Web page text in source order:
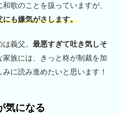
歌のことを扱っていますが、
にも嫌気がさします。
義父。 最悪すぎて吐き気しそ
家族には、きっと柊が制裁を加
に読み進めたいと思います！
気になる